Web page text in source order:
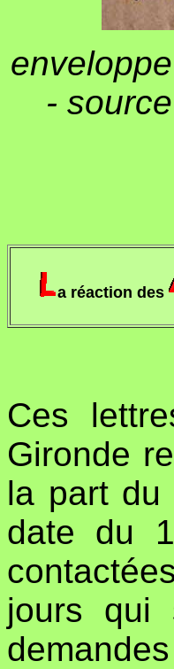
-
a réaction des
Ces
Gironde
la part du
date du
jours qui